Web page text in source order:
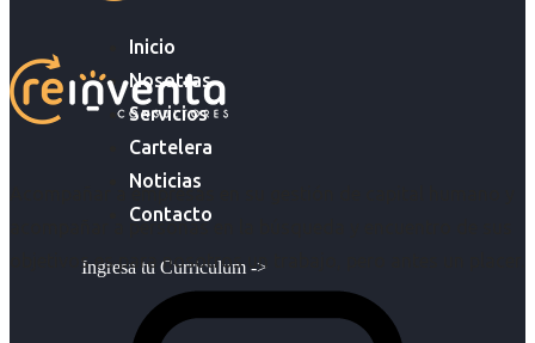
Inicio
Nosotras
Servicios
Cartelera
Noticias
Contacto
Ingresa tu Curriculum ->
Acompañar a empresas en su gestión de capital humano y
acompañar a personas en la búsqueda y encuentro de sus
objetivos es para nosotros un trabajo, pero antes un placer.